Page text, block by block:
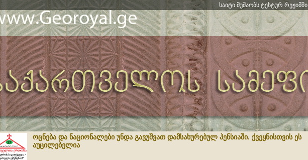
საიტი მუშაობს ტესტურ რეჟიმში
ოცნება და ნაციონალები უნდა გავუშვათ დამსახურებულ პენსიაში. ქვეყნისთვის ეს
აუცილებელია